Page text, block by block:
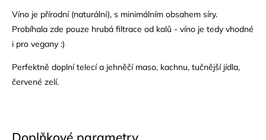
Víno je přírodní (naturální), s minimálním obsahem síry.
Probíhala zde pouze hrubá filtrace od kalů - víno je tedy vhodné
i pro vegany :)
Perfektně doplní telecí a jehněčí maso, kachnu, tučnější jídla,
červené zelí.
Doplňkové parametry